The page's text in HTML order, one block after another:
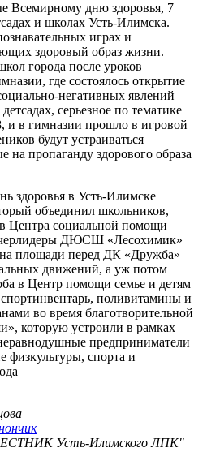
Всемирному дню здоровья, 7
и школах Усть-Илимска.
играх и
здоровый образ жизни.
города после уроков
где состоялось открытие
негативных явлений
серьезное по тематике
и в гимназии прошло в игровой
будут устраиваться
на пропаганду здорового образа
здоровья в Усть-Илимске
объединил школьников,
Центра социальной помощи
черлидеры ДЮСШ «Лесохимик»
площади перед ДК «Дружба»
движений, а уж потом
в Центр помощи семье и детям
поливитамины и
во время благотворительной
которую устроили в рамках
предприниматели
физкультуры, спорта и
Усть-Илимского ЛПК"